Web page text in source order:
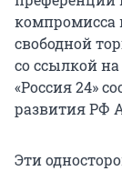
компромисса
свободной
со ссылкой
«Россия 24»
развития РФ
Эти